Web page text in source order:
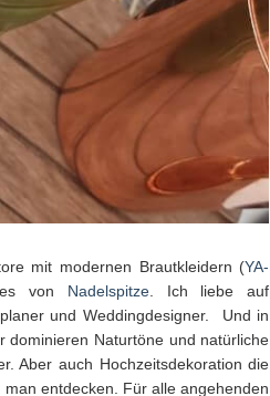
mit modernen Brautkleidern (YA-
von Nadelspitze. Ich liebe auf
und Weddingdesigner. Und in
dominieren Naturtöne und natürliche
Aber auch Hochzeitsdekoration die
entdecken. Für alle angehenden